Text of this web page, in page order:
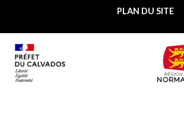
PLAN DU SITE